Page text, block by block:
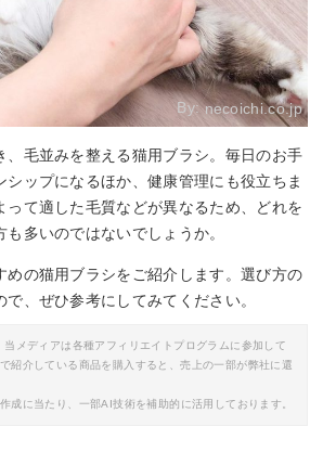
By:necoichi.co.jp
、毛並みを整える猫用ブラシ。毎日のお手
シップになるほか、健康管理にも役立ちま
って適した毛質などが異なるため、どれを
多いのではないでしょうか。
めの猫用ブラシをご紹介します。選び方の
、ぜひ参考にしてみてください。
メディアは各種アフィリエイトプログラムに参加して
紹介している商品を購入すると、売上の一部が弊社に還
成に当たり、一部AI技術を補助的に活用しております。